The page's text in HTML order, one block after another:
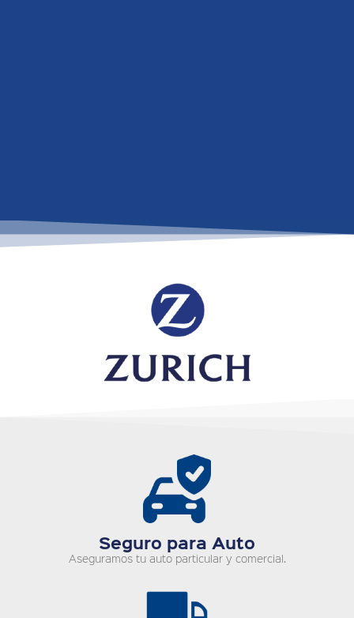
Seguro para Auto
Aseguramos tu auto particular y comercial.